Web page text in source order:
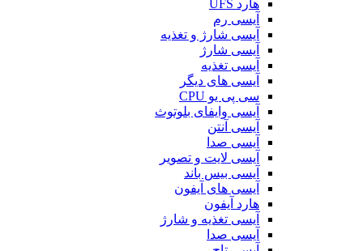
هارد UFS
آیسی رم
آیسی شارژ و تغذیه
آیسی شارژ
آیسی تغذیه
آیسی های دیگر
سی پی یو CPU
آیسی وایفای بلوتوث
آیسی آنتن
آیسی صدا
آیسی لایت و تصویر
آیسی بیس باند
آیسی های آیفون
هارد آیفون
آیسی تغذیه و شارژ
آیسی صدا